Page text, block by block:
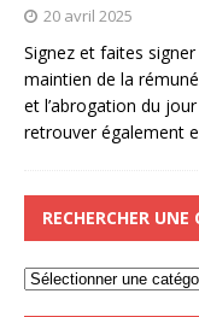
20 avril 2025
Signez et faites
maintien de la
et l’abrogation du
retrouver également
RECHERCHER UNE